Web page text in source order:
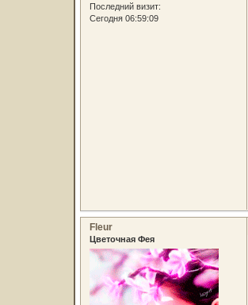
Последний визит:
Сегодня 06:59:09
Fleur
Цветочная Фея